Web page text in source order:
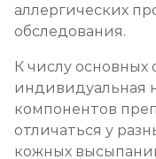
аллергических
обследования.
К числу основных
индивидуальная
компонентов
отличаться у
кожных